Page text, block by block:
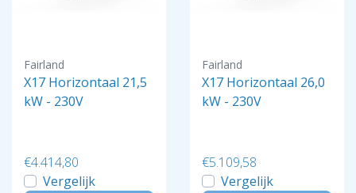
Fairland
X17 Horizontaal 21,5
kW - 230V
€4.414,80
Vergelijk
Fairland
X17 Horizontaal 26,0
kW - 230V
€5.109,58
Vergelijk